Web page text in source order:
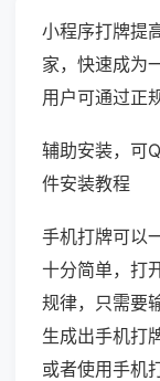
小程序打牌提
家，快速成为
用户可通过正
辅助安装，可
件安装教程
手机打牌可以
十分简单，打
规律，只需要
生成出手机打
或者使用手机